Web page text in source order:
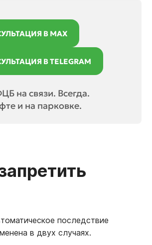
В MAX
В TELEGRAM
на связи. Всегда.
и на парковке.
последствие
в двух случаях.